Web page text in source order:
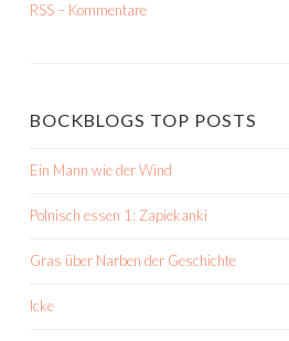
RSS – Kommentare
BOCKBLOGS TOP POSTS
Ein Mann wie der Wind
Polnisch essen 1: Zapiekanki
Gras über Narben der Geschichte
Icke